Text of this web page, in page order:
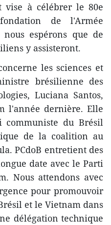
vise à célébrer le 80e
de l'Armée
espérons que de
y assisteront.
les sciences et
brésilienne des
Luciana Santos,
l'année dernière. Elle
communiste du Brésil
de la coalition au
PCdoB entretient des
date avec le Parti
Nous attendons avec
pour promouvoir
et le Vietnam dans
délégation technique